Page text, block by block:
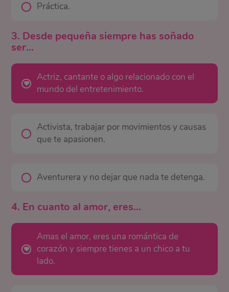
Práctica.
3. Desde pequeña siempre has soñado
ser…
Actriz, cantante o algo relacionado con el
mundo del entretenimiento.
Activista, trabajar por movimientos y causas
que te apasionen.
Aventurera y no dejar que nada te detenga.
4. En cuanto al amor, eres…
Amas el amor, eres una romántica de
corazón y siempre tienes a un chico a tu
lado.